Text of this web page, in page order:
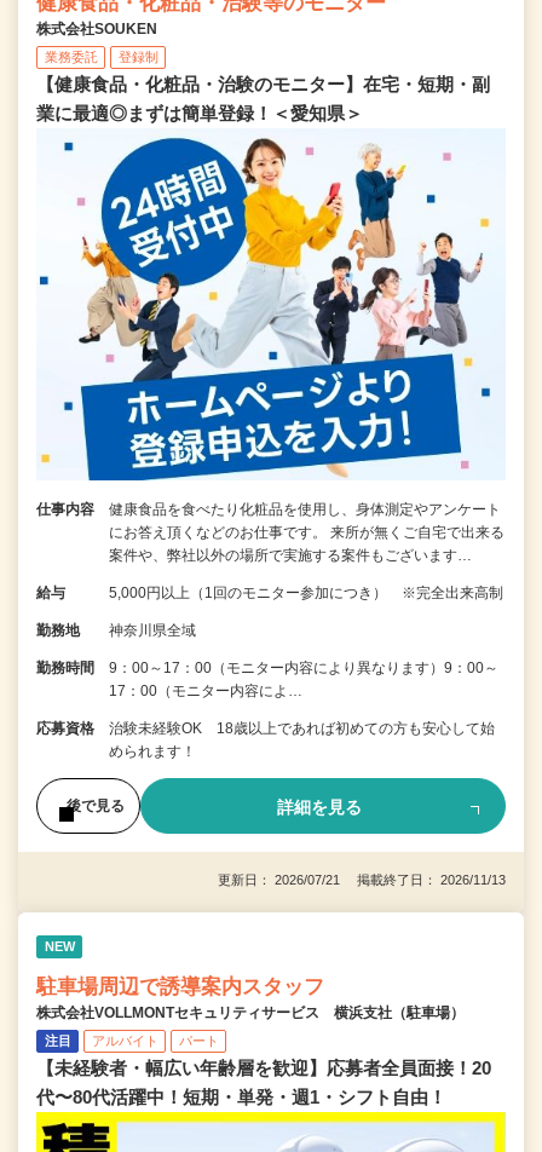
株式会社SOUKEN
業務委託 登録制
【健康食品・化粧品・治験のモニター】在宅・短期・副
業に最適◎まずは簡単登録！＜愛知県＞
仕事内容
健康食品を食べたり化粧品を使用し、身体測定やアンケート
にお答え頂くなどのお仕事です。 来所が無くご自宅で出来る
案件や、弊社以外の場所で実施する案件もございます…
給与 5,000円以上（1回のモニター参加につき） ※完全出来高制
勤務地 神奈川県全域
勤務時間
9：00～17：00（モニター内容により異なります）9：00～
17：00（モニター内容によ…
応募資格
治験未経験OK 18歳以上であれば初めての方も安心して始
められます！
後で見る 詳細を見る
更新日： 2026/07/21 掲載終了日： 2026/11/13
NEW
駐車場周辺で誘導案内スタッフ
株式会社VOLLMONTセキュリティサービス 横浜支社（駐車場）
注目 アルバイト パート
【未経験者・幅広い年齢層を歓迎】応募者全員面接！20
代〜80代活躍中！短期・単発・週1・シフト自由！